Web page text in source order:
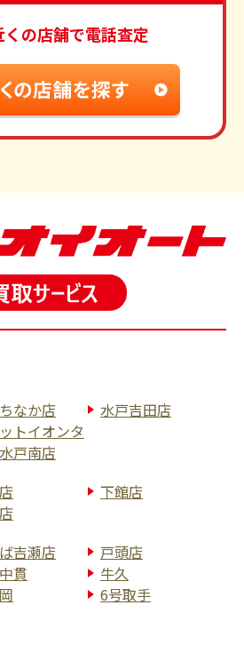
くの店舗で電話査定
なか店
水戸吉田店
トイオンタ
戸南店
下館店
吉瀬店
戸頭店
貫
牛久
6号取手